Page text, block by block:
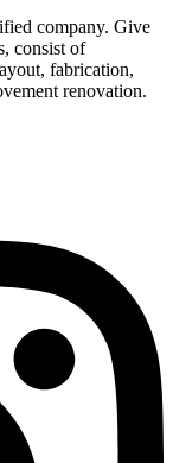
company. Give
consist of
fabrication,
renovation.